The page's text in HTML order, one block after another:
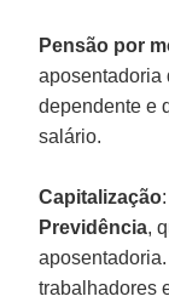
Pensão por
aposentadoria
dependente e
salário.
Capitalização
Previdência,
trabalhadores